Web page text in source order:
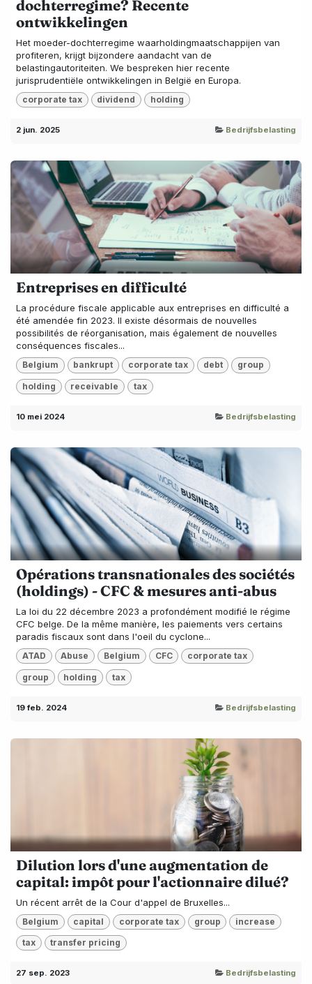
dochterregime? Recente
ontwikkelingen
Het moeder-dochterregime waarholdingmaatschappijen van
profiteren, krijgt bijzondere aandacht van de
belastingautoriteiten. We bespreken hier recente
jurisprudentiële ontwikkelingen in België en Europa.
corporate tax dividend holding
2 jun. 2025 Bedrijfsbelasting
Entreprises en difficulté
La procédure fiscale applicable aux entreprises en difficulté a
été amendée fin 2023. Il existe désormais de nouvelles
possibilités de réorganisation, mais également de nouvelles
conséquences fiscales...
Belgium bankrupt corporate tax debt group
holding receivable tax
10 mei 2024 Bedrijfsbelasting
Opérations transnationales des sociétés
(holdings) - CFC & mesures anti-abus
La loi du 22 décembre 2023 a profondément modifié le régime
CFC belge. De la même manière, les paiements vers certains
paradis fiscaux sont dans l'oeil du cyclone...
ATAD Abuse Belgium CFC corporate tax
group holding tax
19 feb. 2024 Bedrijfsbelasting
Dilution lors d'une augmentation de
capital: impôt pour l'actionnaire dilué?
Un récent arrêt de la Cour d'appel de Bruxelles...
Belgium capital corporate tax group increase
tax transfer pricing
27 sep. 2023 Bedrijfsbelasting